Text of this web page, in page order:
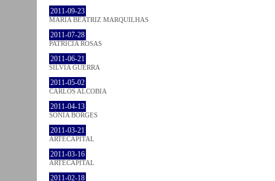
2011-09-23
MARIA BEATRIZ MARQUILHAS
2011-07-28
PATRÍCIA ROSAS
2011-06-21
SÍLVIA GUERRA
2011-05-02
CARLOS ALCOBIA
2011-04-13
SÓNIA BORGES
2011-03-21
ARTECAPITAL
2011-03-16
ARTECAPITAL
2011-02-18